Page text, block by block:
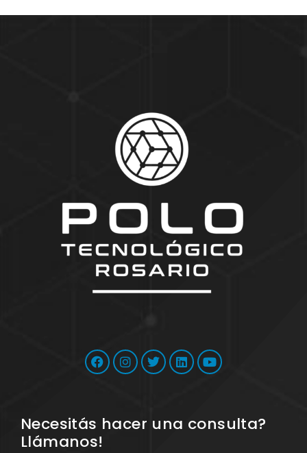
Necesitás hacer una consulta?
Llámanos!